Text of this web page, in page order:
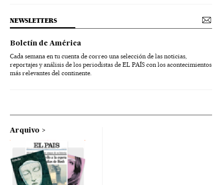
NEWSLETTERS
Boletín de América
Cada semana en tu cuenta de correo una selección de las noticias,
reportajes y análisis de los periodistas de EL PAÍS con los acontecimientos
más relevantes del continente.
Arquivo